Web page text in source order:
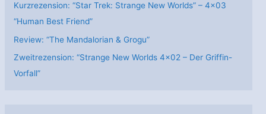
Kurzrezension: “Star Trek: Strange New Worlds” – 4×03
“Human Best Friend”
Review: “The Mandalorian & Grogu”
Zweitrezension: “Strange New Worlds 4×02 – Der Griffin-
Vorfall”